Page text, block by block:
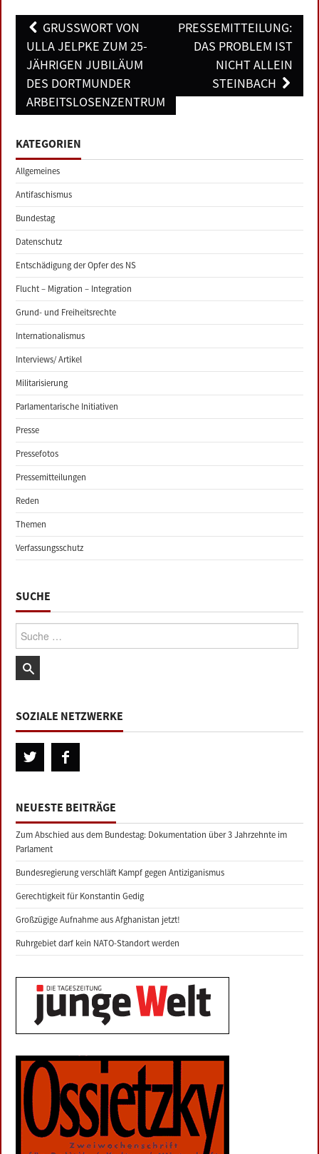
Post
navigation
GRUSSWORT VON U
LLA JELPKE ZUM 25-J
ÄHRIGEN JUBILÄUM D
ES DORTMUNDER A
RBEITSLOSENZENTRUM
PRESSEMITTEILUNG:
DAS PROBLEM IST
NICHT ALLEIN
STEINBACH
KATEGORIEN
Allgemeines
Antifaschismus
Bundestag
Datenschutz
Entschädigung der Opfer des NS
Flucht – Migration – Integration
Grund- und Freiheitsrechte
Internationalismus
Interviews/ Artikel
Militarisierung
Parlamentarische Initiativen
Presse
Pressefotos
Pressemitteilungen
Reden
Themen
Verfassungsschutz
SUCHE
Suche:
SOZIALE NETZWERKE
NEUESTE BEITRÄGE
Zum Abschied aus dem Bundestag: Dokumentation über 3 Jahrzehnte im
Parlament
Bundesregierung verschläft Kampf gegen Antiziganismus
Gerechtigkeit für Konstantin Gedig
Großzügige Aufnahme aus Afghanistan jetzt!
Ruhrgebiet darf kein NATO-Standort werden